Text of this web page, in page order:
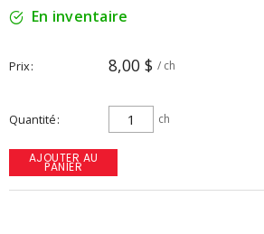
En inventaire
Prix 8,00 $ / ch
Quantité ch
AJOUTER AU
PANIER